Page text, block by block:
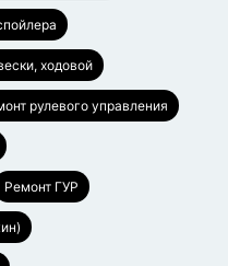
ходовой
рулевого управления
Ремонт ГУР